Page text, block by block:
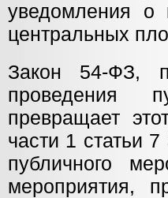
уведомления о
центральных
Закон 54-ФЗ,
проведения
превращает
части 1 статьи
публичного
мероприятия,